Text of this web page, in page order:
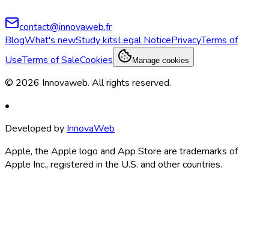
contact@innovaweb.fr
BlogWhat's newStudy kitsLegal NoticePrivacyTerms of
UseTerms of SaleCookies Manage cookies
© 2026 Innovaweb. All rights reserved.
•
Developed by InnovaWeb
Apple, the Apple logo and App Store are trademarks of
Apple Inc., registered in the U.S. and other countries.